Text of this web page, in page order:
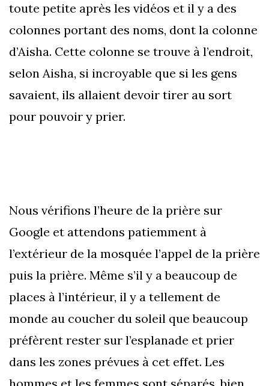
toute petite après les vidéos et il y a des
colonnes portant des noms, dont la colonne
d’Aisha. Cette colonne se trouve à l’endroit,
selon Aisha, si incroyable que si les gens
savaient, ils allaient devoir tirer au sort
pour pouvoir y prier.
Nous vérifions l’heure de la prière sur
Google et attendons patiemment à
l’extérieur de la mosquée l’appel de la prière
puis la prière. Même s’il y a beaucoup de
places à l’intérieur, il y a tellement de
monde au coucher du soleil que beaucoup
préfèrent rester sur l’esplanade et prier
dans les zones prévues à cet effet. Les